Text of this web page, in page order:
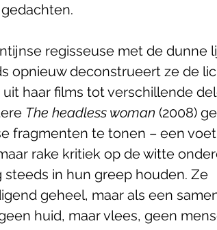
regisseuse met de dunne
opnieuw deconstrueert ze de
haar films tot verschillende
The headless woman (2008)
fragmenten te tonen – een
rake kritiek op de witte
in hun greep houden. Ze
geheel, maar als een
huid, maar vlees, geen